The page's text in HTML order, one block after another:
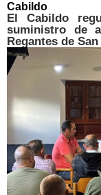
Cabildo
El Cabildo
suministro de
Regantes de